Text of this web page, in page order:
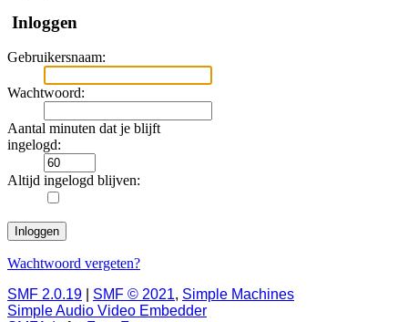
Inloggen
Gebruikersnaam:
Wachtwoord:
Aantal minuten dat je blijft
ingelogd:
Altijd ingelogd blijven:
Wachtwoord vergeten?
SMF 2.0.19
SMF © 2021, Simple Machines
Simple Audio Video Embedder